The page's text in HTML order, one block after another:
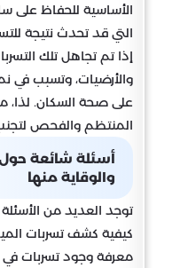
الأساسية للحفاظ على
التي قد تحدث نتيجة
إذا تم تجاهل تلك
والأرضيات، وتسبب في
على صحة السكان. لذا،
المنتظم والفحص
أسئلة شائعة
والوقاية منها
توجد العديد من
كيفية كشف تسربات
معرفة وجود تسربات في